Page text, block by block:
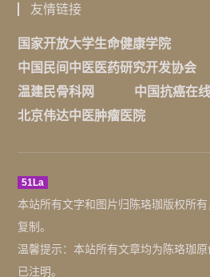
友情链接
国家开放大学生命健康学院
中国民间中医医药研究开发协会
温建民骨科网
中国抗癌在线
北京伟达中医肿瘤医院
51La
本站所有文字和图片归陈珞珈版权所
复制。
温馨提示：本站所有文章均为陈珞珈
已注明。